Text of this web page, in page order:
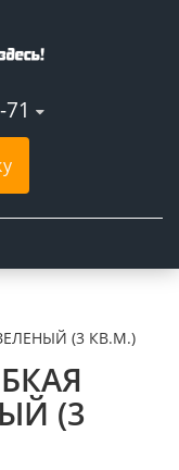
(3 КВ.М.)
(3